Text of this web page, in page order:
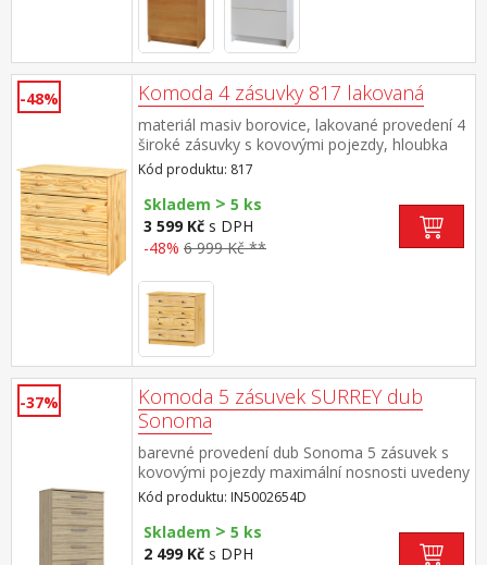
-48% Komoda 4 zásuvky 817 lakovaná
materiál masiv borovice, lakované provedení 4
široké zásuvky s kovovými pojezdy, hloubka
zásuvky 36,5 cm
Kód produktu: 817
Skladem > 5 ks
3 599 Kč s DPH
-48% 6 999 Kč **
-37%
Komoda 5 zásuvek SURREY dub
Sonoma
barevné provedení dub Sonoma 5 zásuvek s
kovovými pojezdy maximální nosnosti uvedeny
v návodu k montáži
Kód produktu: IN5002654D
Skladem > 5 ks
2 499 Kč s DPH